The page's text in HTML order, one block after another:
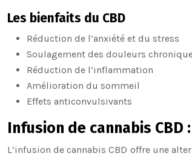
Les bienfaits du CBD
Réduction de l’anxiété et du stress
Soulagement des douleurs
Réduction de l’inflammation
Amélioration du sommeil
Effets anticonvulsivants
Infusion de cannabis
L’infusion de cannabis CBD offre une